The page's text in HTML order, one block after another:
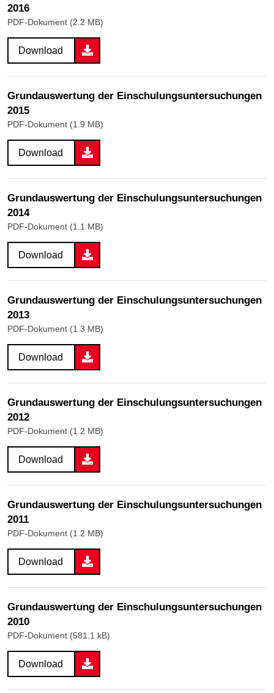
2016
PDF-Dokument (2.2 MB)
Download
Grundauswertung der Einschulungsuntersuchungen
2015
PDF-Dokument (1.9 MB)
Download
Grundauswertung der Einschulungsuntersuchungen
2014
PDF-Dokument (1.1 MB)
Download
Grundauswertung der Einschulungsuntersuchungen
2013
PDF-Dokument (1.3 MB)
Download
Grundauswertung der Einschulungsuntersuchungen
2012
PDF-Dokument (1.2 MB)
Download
Grundauswertung der Einschulungsuntersuchungen
2011
PDF-Dokument (1.2 MB)
Download
Grundauswertung der Einschulungsuntersuchungen
2010
PDF-Dokument (581.1 kB)
Download